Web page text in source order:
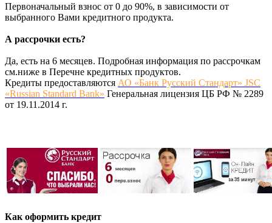
Первоначальный взнос от 0 до 90%, в зависимости от
выбранного Вами кредитного продукта.
А рассрочки есть?
Да, есть на 6 месяцев. Подробная информация по рассрочкам
см.ниже в Перечне кредитных продуктов.
Кредиты предоставляются АО «Банк Русский Стандарт» JSC
«Russian Standard Bank» Генеральная лицензия ЦБ РФ № 2289
от 19.11.2014 г.
Как оформить кредит